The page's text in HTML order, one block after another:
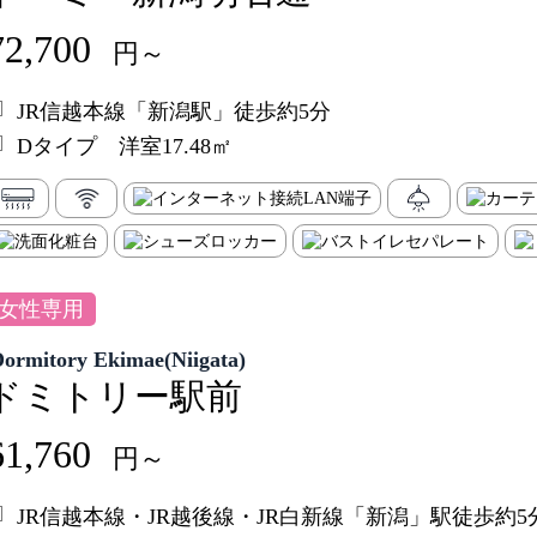
円～
JR信越本線「新潟駅」徒歩約5分
Dタイプ 洋室17.48㎡
性専用
Ekimae(Niigata)
ミトリー駅前
円～
JR信越本線・JR越後線・JR白新線「新潟」駅徒歩約5